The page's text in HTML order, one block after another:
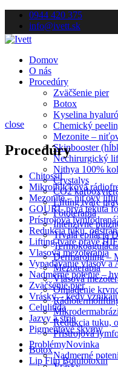
0944 420 375
info@ivett.sk
Domov
O nás
Procedúry
Zväčšenie pier
Botox
Kyselina
Chemický
Mezonite –
Skinbooster
Nechirurgický
Nithya 100%
Crystalys
CO2
Lifting tváre
Fototerapia
Intenzívne
Trvalá epilácia
Dermarolling –
Mezoterapia
Vlasová
Omladenie
Redukcia tuku,
Prístrojová
ProblémyNovinka
Nadmerné
close
Procedúry
Chitossil
Mikroihličková
Mezonite – niťový
GOURI- prvá tekutá
Prístrojová
Redukcia tuku,
Lifting tváre pravé
Vlasová mezoterapia
Vypadávanie vlasov a
Nadmerné potenie –
Zväčšenie pier
Vrásky – kedy
Celulitída
Jazvy a strie
Pigmentové škvrny
Botox
Lip Flip Botulotoxín